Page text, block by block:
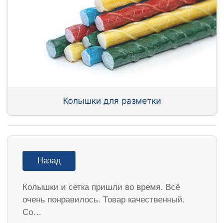
Колышки для разметки
Назад
Колышки и сетка пришли во время. Всё
очень понравилось. Товар качественный.
Со…